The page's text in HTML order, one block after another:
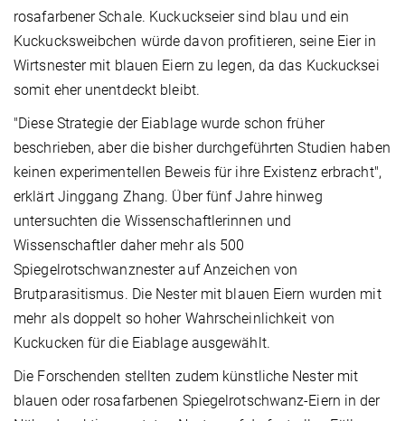
rosafarbener Schale. Kuckuckseier sind blau und ein
Kuckucksweibchen würde davon profitieren, seine Eier in
Wirtsnester mit blauen Eiern zu legen, da das Kuckucksei
somit eher unentdeckt bleibt.
"Diese Strategie der Eiablage wurde schon früher
beschrieben, aber die bisher durchgeführten Studien haben
keinen experimentellen Beweis für ihre Existenz erbracht",
erklärt Jinggang Zhang. Über fünf Jahre hinweg
untersuchten die Wissenschaftlerinnen und
Wissenschaftler daher mehr als 500
Spiegelrotschwanznester auf Anzeichen von
Brutparasitismus. Die Nester mit blauen Eiern wurden mit
mehr als doppelt so hoher Wahrscheinlichkeit von
Kuckucken für die Eiablage ausgewählt.
Die Forschenden stellten zudem künstliche Nester mit
blauen oder rosafarbenen Spiegelrotschwanz-Eiern in der